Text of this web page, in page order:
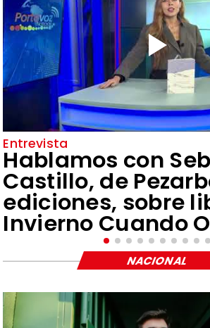
Entrevista
Hablamos con
Castillo, de
ediciones, sobre
Invierno Cuando
NACIONAL